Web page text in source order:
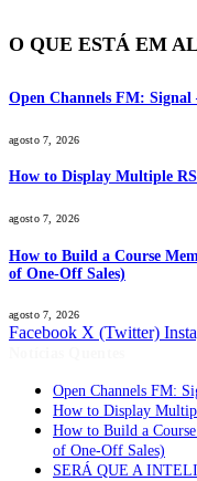
O QUE ESTÁ EM
Open Channels FM: Signal
agosto 7, 2026
How to Display Multiple
agosto 7, 2026
How to Build a Course
of One-Off Sales)
agosto 7, 2026
Facebook X (Twitter)
Open Channels FM:
How to Display
How to Build a
of One-Off Sales)
SERÁ QUE A